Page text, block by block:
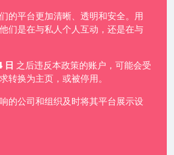
的平台更加清晰、透明和安全。用
们是在与私人个人互动，还是在与
日 之后违反本政策的账户，可能会受
转换为主页，或被停用。
的公司和组织及时将其平台展示设